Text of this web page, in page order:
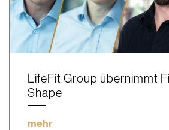
LifeFit Group übernimmt
Shape
mehr